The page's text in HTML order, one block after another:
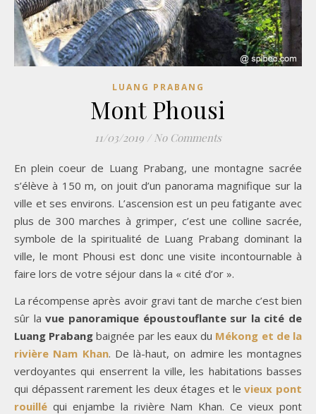
LUANG PRABANG
Mont Phousi
11/03/2019 / No Comments
En plein coeur de Luang Prabang, une montagne sacrée
s’élève à 150 m, on jouit d’un panorama magnifique sur la
ville et ses environs. L’ascension est un peu fatigante avec
plus de 300 marches à grimper, c’est une colline sacrée,
symbole de la spiritualité de Luang Prabang dominant la
ville, le mont Phousi est donc une visite incontournable à
faire lors de votre séjour dans la « cité d’or ».
La récompense après avoir gravi tant de marche c’est bien
sûr lavue panoramique époustouflante sur la cité de
Luang Prabang baignée par les eaux du Mékong et de la
rivière Nam Khan. De là-haut, on admire les montagnes
verdoyantes qui enserrent la ville, les habitations basses
qui dépassent rarement les deux étages et levieux pont
rouillé qui enjambe la rivière Nam Khan. Ce vieux pont